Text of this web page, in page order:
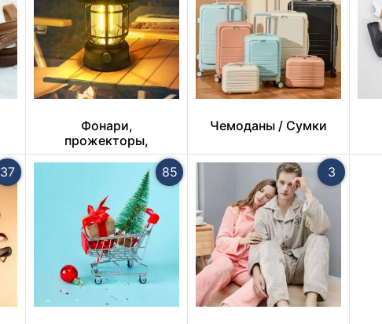
Фонари,
прожекторы,
светильники
Чемоданы / Сумки
37 85 3